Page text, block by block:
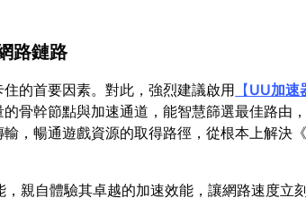
路鏈路
的首要因素。對此，強烈建議啟用 【UU加速
骨幹節點與加速通道，能智慧篩選最佳路由
，暢通遊戲資源的取得路徑，從根本上解決
，親自體驗其卓越的加速效能，讓網路速度立